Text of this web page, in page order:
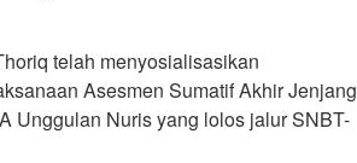
telah menyosialisasikan
Asesmen Sumatif Akhir Jenjang
Unggulan Nuris yang lolos jalur SNBT-